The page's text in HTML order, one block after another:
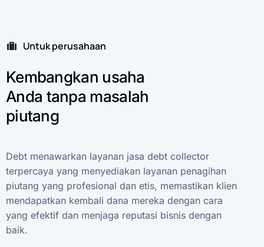
Untuk perusahaan
Kembangkan usaha
Anda tanpa masalah
piutang
Debt menawarkan layanan jasa debt collector
terpercaya yang menyediakan layanan penagihan
piutang yang profesional dan etis, memastikan klien
mendapatkan kembali dana mereka dengan cara
yang efektif dan menjaga reputasi bisnis dengan
baik.